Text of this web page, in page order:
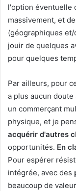
l'option éventuelle
massivement, et
(géographiques
jouir de quelques
pour quelques
Par ailleurs, pour
a plus aucun
un commerçant
physique, et je
acquérir d'autres
opportunités. En
Pour espérer
intégrée, avec des
beaucoup de